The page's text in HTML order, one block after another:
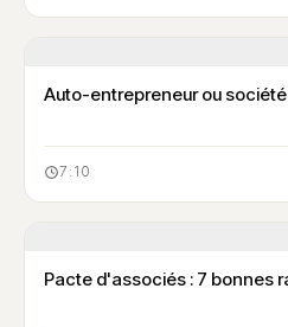
Auto-entrepreneur ou
7:10
Pacte d'associés : 7 bonnes